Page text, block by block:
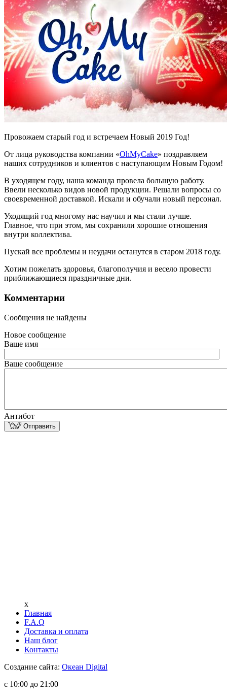
Провожаем старый год и встречаем Новый 2019 Год!
От лица руководства компании «OhMyCake» поздравляем
наших сотрудников и клиентов с наступающим Новым Годом!
В уходящем году, наша команда провела большую работу.
Ввели несколько видов новой продукции. Решали вопросы со
своевременной доставкой. Искали и обучали новый персонал.
Уходящий год многому нас научил и мы стали лучше.
Главное, что при этом, мы сохранили хорошие отношения
внутри коллектива.
Пускай все проблемы и неудачи останутся в старом 2018 году.
Хотим пожелать здоровья, благополучия и весело провести
приближающиеся праздничные дни.
Комментарии
Сообщения не найдены
Новое сообщение
Ваше имя
Ваше сообщение
Антибот
Отправить
x
Главная
F.A.Q
Доставка и оплата
Наш блог
Контакты
Создание сайта: Океан Digital
с 10:00 до 21:00